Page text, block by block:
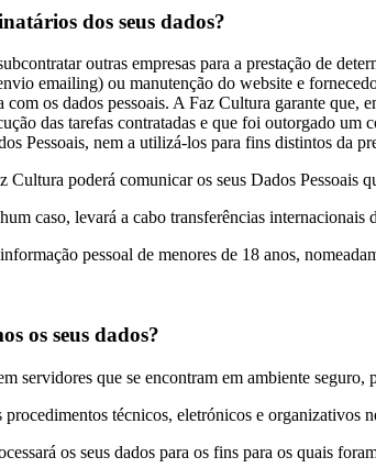
dos seus dados?
outras empresas para a prestação de
emailing) ou manutenção do website e
os dados pessoais. A Faz Cultura garante que,
das tarefas contratadas e que foi outorgado
Pessoais, nem a utilizá-los para fins distintos da
Cultura poderá comunicar os seus Dados
caso, levará a cabo transferências
pessoal de menores de 18 anos,
os seus dados?
servidores que se encontram em ambiente
técnicos, eletrónicos e organizativos
os seus dados para os fins para os quais